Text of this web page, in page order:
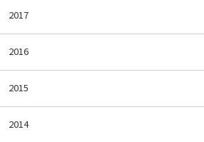
2017
2016
2015
2014